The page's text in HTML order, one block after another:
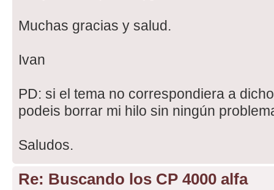
Muchas gracias y salud.
Ivan
PD: si el tema no correspondiera a
podeis borrar mi hilo sin ningún
Saludos.
Re: Buscando los CP 4000 alfa